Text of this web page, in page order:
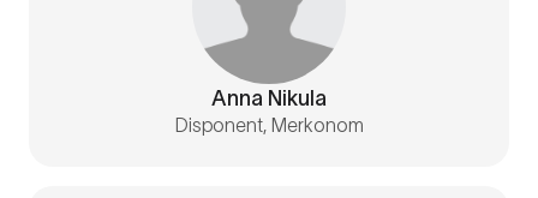
Anna Nikula
Disponent, Merkonom